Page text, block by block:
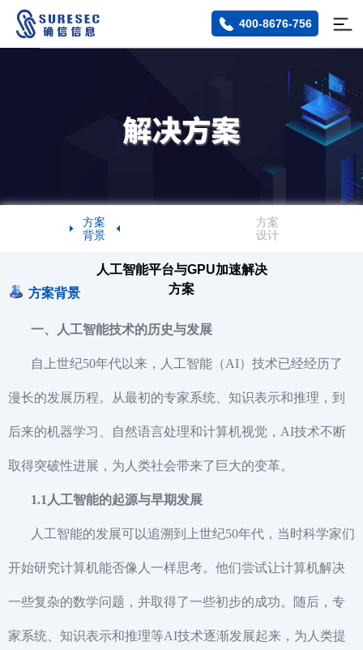
400-8676-756
方案
背景
方案
设计
人工智能平台与GPU加速解决
方案
方案背景
一、人工智能技术的历史与发展
自上世纪50年代以来，人工智能（AI）技术已经经历了
漫长的发展历程。从最初的专家系统、知识表示和推理，到
后来的机器学习、自然语言处理和计算机视觉，AI技术不断
取得突破性进展，为人类社会带来了巨大的变革。
1.1人工智能的起源与早期发展
人工智能的发展可以追溯到上世纪50年代，当时科学家们
开始研究计算机能否像人一样思考。他们尝试让计算机解决
一些复杂的数学问题，并取得了一些初步的成功。随后，专
家系统、知识表示和推理等AI技术逐渐发展起来，为人类提